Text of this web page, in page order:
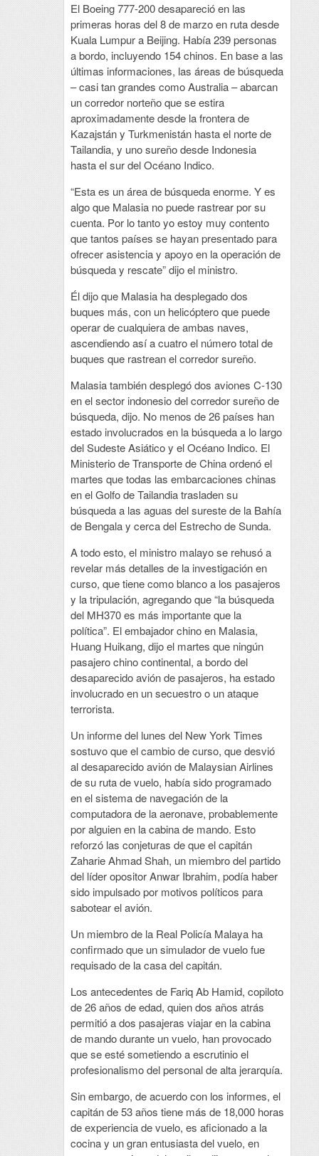
El Boeing 777-200 desapareció en las
primeras horas del 8 de marzo en ruta desde
Kuala Lumpur a Beijing. Había 239 personas
a bordo, incluyendo 154 chinos. En base a las
últimas informaciones, las áreas de búsqueda
– casi tan grandes como Australia – abarcan
un corredor norteño que se estira
aproximadamente desde la frontera de
Kazajstán y Turkmenistán hasta el norte de
Tailandia, y uno sureño desde Indonesia
hasta el sur del Océano Indico.
“Esta es un área de búsqueda enorme. Y es
algo que Malasia no puede rastrear por su
cuenta. Por lo tanto yo estoy muy contento
que tantos países se hayan presentado para
ofrecer asistencia y apoyo en la operación de
búsqueda y rescate” dijo el ministro.
Él dijo que Malasia ha desplegado dos
buques más, con un helicóptero que puede
operar de cualquiera de ambas naves,
ascendiendo así a cuatro el número total de
buques que rastrean el corredor sureño.
Malasia también desplegó dos aviones C-130
en el sector indonesio del corredor sureño de
búsqueda, dijo. No menos de 26 países han
estado involucrados en la búsqueda a lo largo
del Sudeste Asiático y el Océano Indico. El
Ministerio de Transporte de China ordenó el
martes que todas las embarcaciones chinas
en el Golfo de Tailandia trasladen su
búsqueda a las aguas del sureste de la Bahía
de Bengala y cerca del Estrecho de Sunda.
A todo esto, el ministro malayo se rehusó a
revelar más detalles de la investigación en
curso, que tiene como blanco a los pasajeros
y la tripulación, agregando que “la búsqueda
del MH370 es más importante que la
política”. El embajador chino en Malasia,
Huang Huikang, dijo el martes que ningún
pasajero chino continental, a bordo del
desaparecido avión de pasajeros, ha estado
involucrado en un secuestro o un ataque
terrorista.
Un informe del lunes del New York Times
sostuvo que el cambio de curso, que desvió
al desaparecido avión de Malaysian Airlines
de su ruta de vuelo, había sido programado
en el sistema de navegación de la
computadora de la aeronave, probablemente
por alguien en la cabina de mando. Esto
reforzó las conjeturas de que el capitán
Zaharie Ahmad Shah, un miembro del partido
del líder opositor Anwar Ibrahim, podía haber
sido impulsado por motivos políticos para
sabotear el avión.
Un miembro de la Real Policía Malaya ha
confirmado que un simulador de vuelo fue
requisado de la casa del capitán.
Los antecedentes de Fariq Ab Hamid, copiloto
de 26 años de edad, quien dos años atrás
permitió a dos pasajeras viajar en la cabina
de mando durante un vuelo, han provocado
que se esté sometiendo a escrutinio el
profesionalismo del personal de alta jerarquía.
Sin embargo, de acuerdo con los informes, el
capitán de 53 años tiene más de 18,000 horas
de experiencia de vuelo, es aficionado a la
cocina y un gran entusiasta del vuelo, en